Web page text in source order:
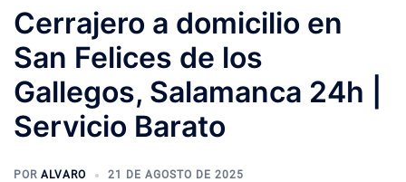
Cerrajero a domicilio en
San Felices de los
Gallegos, Salamanca 24h |
Servicio Barato
POR ALVARO 21 DE AGOSTO DE 2025